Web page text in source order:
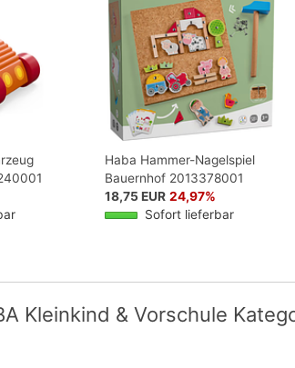
Haba Hammer-Nagelspiel
Bauernhof 2013378001
18,75 EUR 24,97%
Sofort lieferbar
Kleinkind & Vorschule